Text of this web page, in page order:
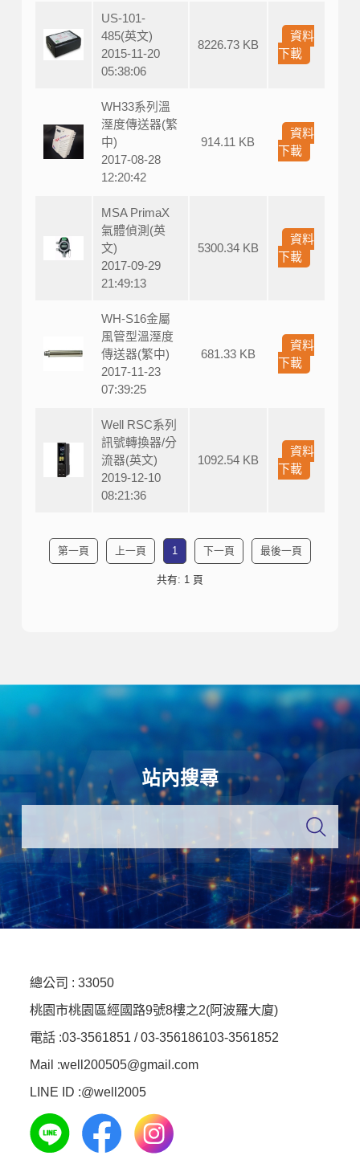
US-101-
485(英文)
2015-11-20
05:38:06
8226.73 KB
資料
下載
WH33系列溫
溼度傳送器(繁
中)
2017-08-28
12:20:42
914.11 KB
資料
下載
MSA PrimaX
氣體偵測(英
文)
2017-09-29
21:49:13
5300.34 KB
資料
下載
WH-S16金屬
風管型溫溼度
傳送器(繁中)
2017-11-23
07:39:25
681.33 KB
資料
下載
Well RSC系列
訊號轉換器/分
流器(英文)
2019-12-10
08:21:36
1092.54 KB
資料
下載
第一頁 上一頁 1 下一頁 最後一頁
共有: 1 頁
站內搜尋
總公司 : 33050
桃園市桃園區經國路9號8樓之2(阿波羅大廈)
電話 :03-3561851 / 03-356186103-3561852
Mail :well200505@gmail.com
LINE ID :@well2005